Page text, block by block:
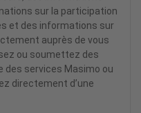
sur la participation
et des informations sur
auprès de vous
ou soumettez des
des services Masimo ou
directement d’une